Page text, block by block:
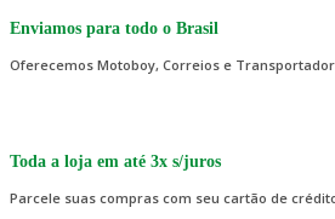
Enviamos para todo o Brasil
Oferecemos Motoboy, Correios e
Toda a loja em até 3x s/juros
Parcele suas compras com seu cartão de